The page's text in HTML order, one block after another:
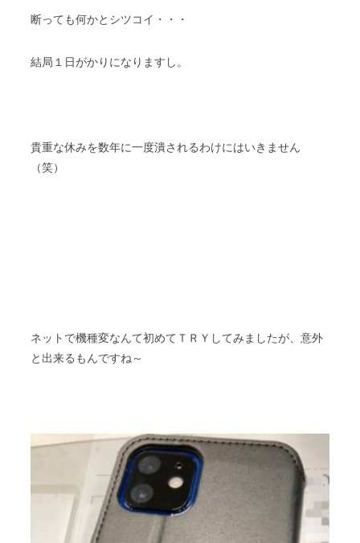
断っても何かとシツコイ・・・
結局１日がかりになりますし。
貴重な休みを数年に一度潰されるわけにはいきません
（笑）
ネットで機種変なんて初めてＴＲＹしてみましたが、意外
と出来るもんですね～